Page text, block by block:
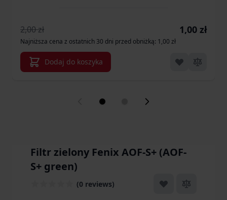
2,00 zł Cena
1,00 zł
Najniższa cena z ostatnich 30 dni przed obniżką: 1,00 zł
Dodaj do koszyka
Filtr zielony Fenix AOF-S+ (AOF-
S+ green)
(0 reviews)